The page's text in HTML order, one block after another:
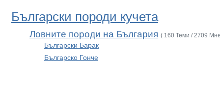
Български породи кучета
Ловните породи на България ( 160 Теми / 2709
Български Барак
Българско Гонче